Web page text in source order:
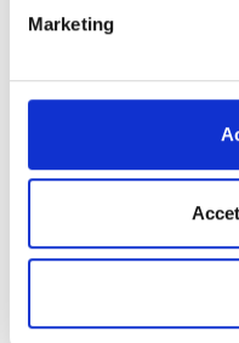
Marketing